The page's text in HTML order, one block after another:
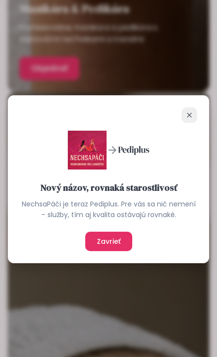
Zavrieť
Nový názov, rovnaká starostlivosť
NechsaPáči je teraz Pediplus. Pre vás sa nič nemení
– služby, tím aj kvalita ostávajú rovnaké.
Zavrieť
Manikúra & Pedikúra
Profesionálne manikúra a pedikúra s
najnovšími technikami a trendmi
Objednať